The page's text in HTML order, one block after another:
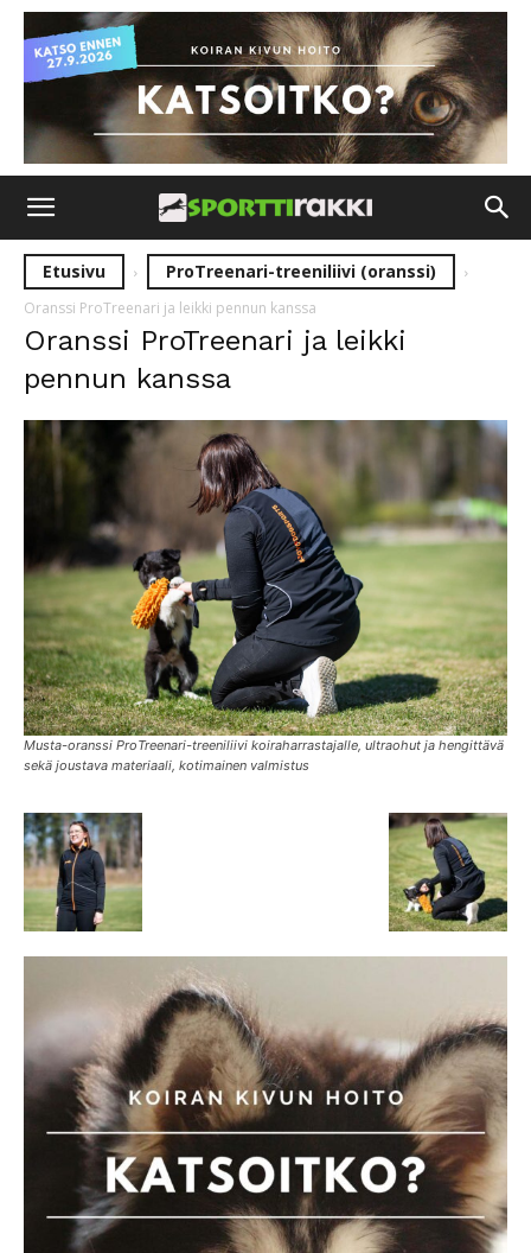
Etusivu ProTreenari-treeniliivi (oranssi)
Oranssi ProTreenari ja leikki pennun kanssa
Oranssi ProTreenari ja leikki
pennun kanssa
Musta-oranssi ProTreenari-treeniliivi koiraharrastajalle, ultraohut ja hengittävä
sekä joustava materiaali, kotimainen valmistus